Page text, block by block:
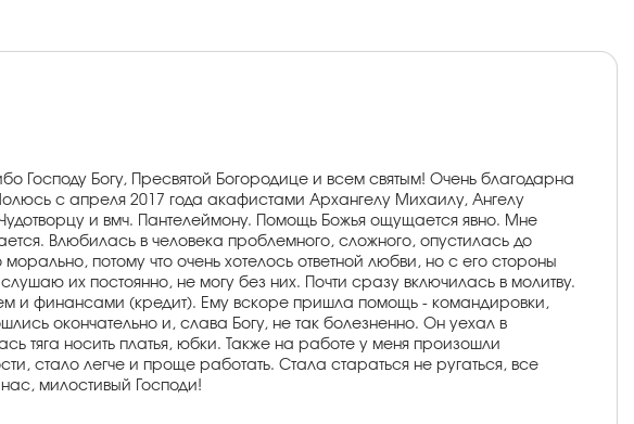
Господу Богу, Пресвятой Богородице и всем святым! Очень благодарна
с апреля 2017 года акафистами Архангелу Михаилу, Ангелу
и вмч. Пантелеймону. Помощь Божья ощущается явно. Мне
Влюбилась в человека проблемного, сложного, опустилась до
потому что очень хотелось ответной любви, но с его стороны
их постоянно, не могу без них. Почти сразу включилась в молитву.
и финансами (кредит). Ему вскоре пришла помощь - командировки,
окончательно и, слава Богу, не так болезненно. Он уехал в
тяга носить платья, юбки. Также на работе у меня произошли
стало легче и проще работать. Стала стараться не ругаться, все
милостивый Господи!